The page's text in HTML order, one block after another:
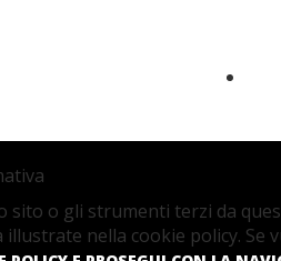
sito o gli strumenti terzi da
illustrate nella cookie policy. Se